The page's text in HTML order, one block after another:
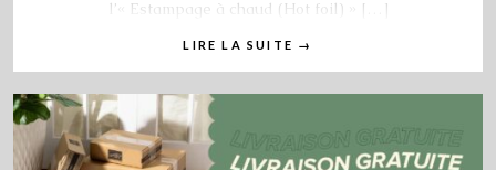
l’« Estampage à chaud (Hot foil) » […]
LIRE LA SUITE →